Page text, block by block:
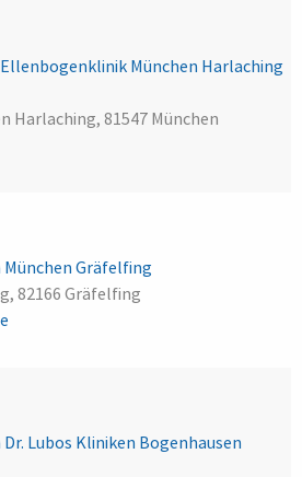
München Harlaching
Harlaching, 81547 München
Gräfelfing
82166 Gräfelfing
Lubos Kliniken Bogenhausen